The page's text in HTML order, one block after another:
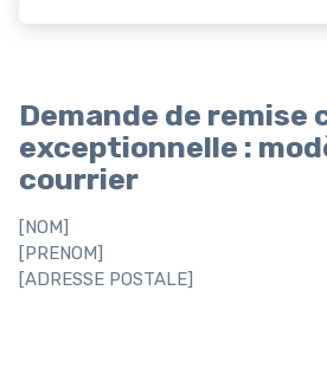
Demande de remise
exceptionnelle :
courrier
[NOM]
[PRENOM]
[ADRESSE POSTALE]